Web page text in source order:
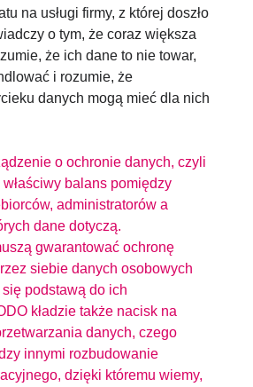
na usługi firmy, z której doszło
o tym, że coraz większa
że ich dane to nie towar,
i rozumie, że
danych mogą mieć dla nich
o ochronie danych, czyli
balans pomiędzy
administratorów a
dane dotyczą.
gwarantować ochronę
siebie danych osobowych
podstawą do ich
kładzie także nacisk na
danych, czego
innymi rozbudowanie
dzięki któremu wiemy,